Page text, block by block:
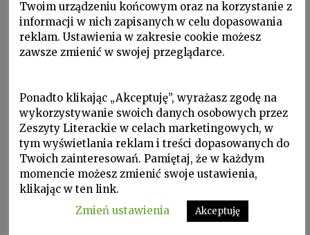
ADAM BODNAR ur. 1977. Prawnik i nauczyciel akademicki;
doktor habilitowany nauk prawnych oraz działacz na rzecz
Twoim urządzeniu końcowym oraz na korzystanie z
informacji w nich zapisanych w celu dopasowania
reklam. Ustawienia w zakresie cookie możesz
zawsze zmienić w swojej przeglądarce.
Ponadto klikając „Akceptuję”, wyrażasz zgodę na
wykorzystywanie swoich danych osobowych przez
Zeszyty Literackie w celach marketingowych, w
tym wyświetlania reklam i treści dopasowanych do
Twoich zainteresowań. Pamiętaj, że w każdym
momencie możesz zmienić swoje ustawienia,
klikając w ten link.
Zmień ustawienia
Akceptuję